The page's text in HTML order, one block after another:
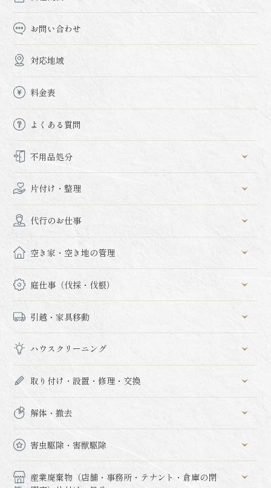
お問い合わせ
対応地域
料金表
よくある質問
不用品処分
片付け・整理
代行のお仕事
空き家・空き地の管理
庭仕事（伐採・伐根）
引越・家具移動
ハウスクリーニング
取り付け・設置・修理・交換
解体・撤去
害虫駆除・害獣駆除
産業廃棄物（店舗・事務所・テナント・倉庫の閉